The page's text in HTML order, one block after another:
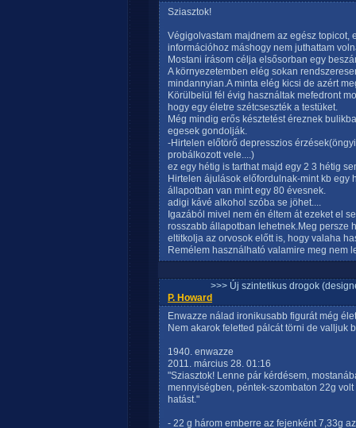
Sziasztok!
Végigolvastam majdnem az egész topicot,
információhoz máshogy nem juthattam
Mostani írásom célja elsősorban egy
A környezetemben elég sokan
mindannyian.A minta elég kicsi de azért
Körülbelül fél évig használtak mefedront
hogy egy életre szétcseszték a testüket.
Még mindig erős késztetést éreznek
egesek gondolják.
-Hirtelen előtörő depresszios
probálkozott vele....)
ez egy hétig is tarthat majd egy 2 3 hétig
Hirtelen ájulások előfordulnak-mint kb egy
állapotban van mint egy 80 évesnek.
adigi kávé alkohol szóba se jöhet....
Igazából mivel nem én éltem át ezeket el
rosszabb állapotban lehetnek.Meg persze
eltitkolja az orvosok előtt is, hogy valaha
Remélem használható valamire meg nem
>>> Új szintetikus drogok
P. Howard
Enwazze nálad ironikusabb figurát még
Nem akarok feletted pálcát törni de valljuk
1940. enwazze
2011. március 28. 01:16
"Sziasztok! Lenne pár kérdésem,
mennyiségben, péntek-szombaton 22g
hatást."
- 22 g három emberre az fejenként 7,33g